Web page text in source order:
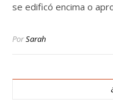
se edificó encima o
PorSarah